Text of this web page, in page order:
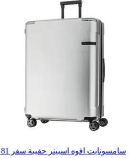
سامسونايت افوه اسبينر حقيبة سفر 81 سم - فضي